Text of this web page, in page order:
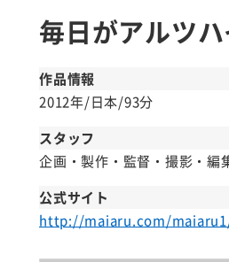
毎日がアルツ
作品情報
2012年/日本/93分
スタッフ
企画・製作・監督・撮影・編
公式サイト
http://maiaru.com/